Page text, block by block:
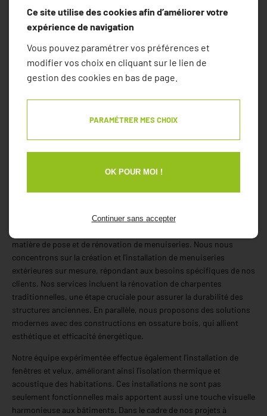
confort des habitants. En faisant appel à AMI Menuiserie, vous
choisissez un partenaire capable de concilier fonctionnalité et
aux spécificités de votre habitation.
AMI Menuiserie
- Menusieries extérieures
robustes et esthétiques
matière de pose et de rénovation de menuiseries. Nous nous
concentrons sur la création et l'installation de menuiseries
extérieures sur mesure, répondant aux besoins spécifiques de nos
clients. Nos services incluent la rénovation de charpentes
traditionnelles, une étape cruciale pour assurer la durabilité des
structures anciennes. En parallèle, nous proposons des solutions
modernes avec des constructions en ossature bois, qui allient
esthétique et efficacité énergétique.
Notre équipe expérimentée effectue également l'installation de
fenêtres et velux, améliorant ainsi l'isolation thermique et
acoustique des habitations. Ces installations ne sont pas
seulement fonctionnelles mais apportent aussi une touche visuelle
harmonieuse aux bâtiments. Dans le cadre de nos projets à
Ce site utilise des cookies afin d’améliorer votre
expérience de navigation
Vous pouvez paramétrer vos préférences et
modifier vos choix en cliquant sur le lien de
gestion des cookies en bas de page.
PARAMÉTRER MES CHOIX
OK POUR MOI !
Continuer sans accepter